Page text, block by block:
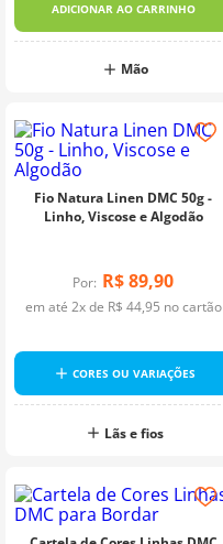
ADICIONAR AO CARRINHO
Mão
Fio Natura Linen DMC 50g -
Linho, Viscose e Algodão
Por: R$89,90
em até 2x de R$ 44,95 no cartão
CORES OU VARIAÇÕES
Lãs e fios